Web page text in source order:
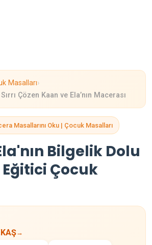
Masalları›
Çözen Kaan ve Ela’nın Macerası
Masallarını Oku | Çocuk Masalları
Bilgelik Dolu
Eğitici Çocuk
→